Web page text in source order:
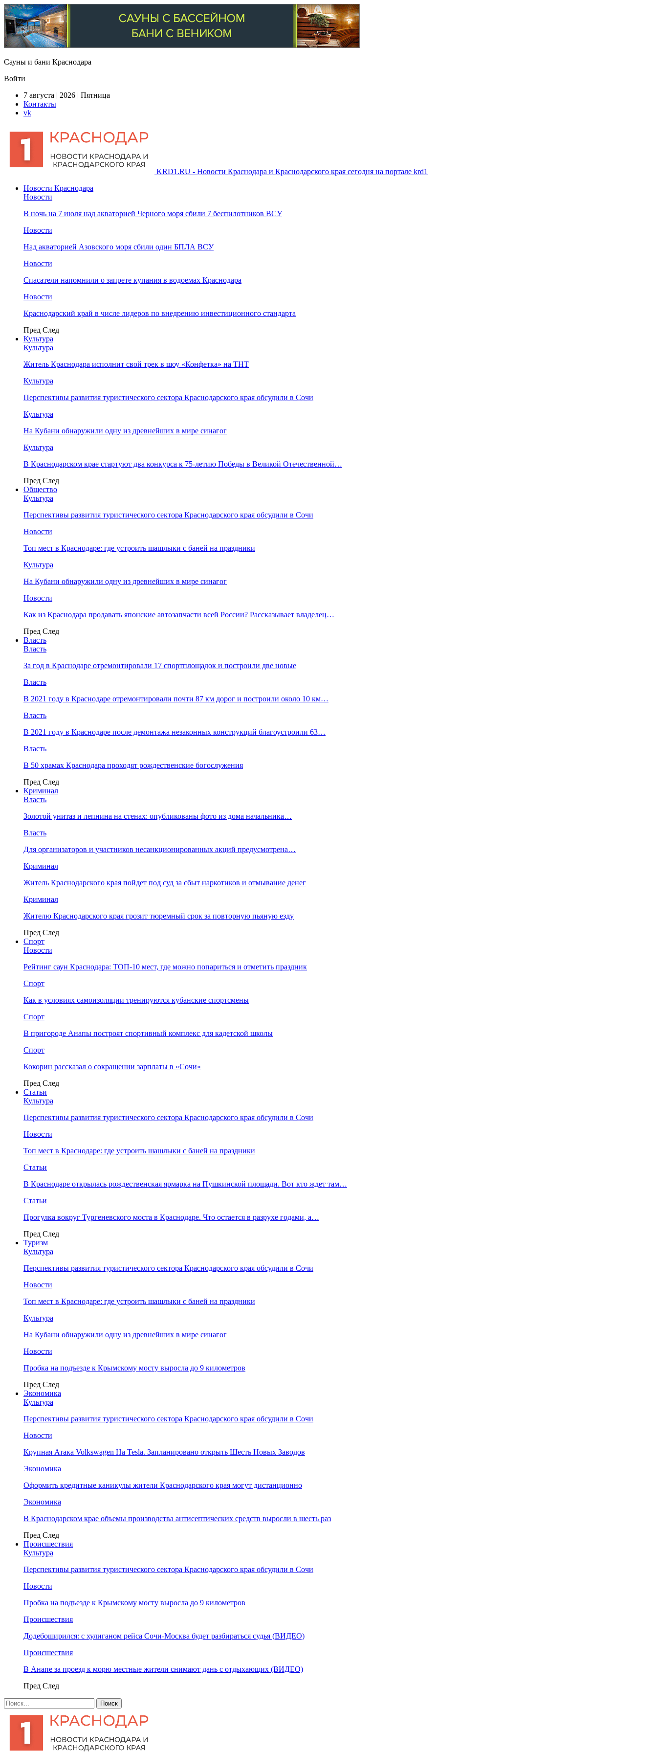
Сауны и бани Краснодара
Войти
7 августа | 2026 | Пятница
Контакты
vk
KRD1.RU - Новости Краснодара и Краснодарского края сегодня на портале krd1
Новости Краснодара
Новости
В ночь на 7 июля над акваторией Черного моря сбили 7 беспилотников ВСУ
Новости
Над акваторией Азовского моря сбили один БПЛА ВСУ
Новости
Спасатели напомнили о запрете купания в водоемах Краснодара
Новости
Краснодарский край в числе лидеров по внедрению инвестиционного стандарта
Пред След
Культура
Культура
Житель Краснодара исполнит свой трек в шоу «Конфетка» на ТНТ
Культура
Перспективы развития туристического сектора Краснодарского края обсудили в Сочи
Культура
На Кубани обнаружили одну из древнейших в мире синагог
Культура
В Краснодарском крае стартуют два конкурса к 75-летию Победы в Великой Отечественной…
Пред След
Общество
Культура
Перспективы развития туристического сектора Краснодарского края обсудили в Сочи
Новости
Топ мест в Краснодаре: где устроить шашлыки с баней на праздники
Культура
На Кубани обнаружили одну из древнейших в мире синагог
Новости
Как из Краснодара продавать японские автозапчасти всей России? Рассказывает владелец…
Пред След
Власть
Власть
За год в Краснодаре отремонтировали 17 спортплощадок и построили две новые
Власть
В 2021 году в Краснодаре отремонтировали почти 87 км дорог и построили около 10 км…
Власть
В 2021 году в Краснодаре после демонтажа незаконных конструкций благоустроили 63…
Власть
В 50 храмах Краснодара проходят рождественские богослужения
Пред След
Криминал
Власть
​Золотой унитаз и лепнина на стенах: опубликованы фото из дома начальника…
Власть
Для организаторов и участников несанкционированных акций предусмотрена…
Криминал
Житель Краснодарского края пойдет под суд за сбыт наркотиков и отмывание денег
Криминал
Жителю Краснодарского края грозит тюремный срок за повторную пьяную езду
Пред След
Спорт
Новости
Рейтинг саун Краснодара: ТОП-10 мест, где можно попариться и отметить праздник
Спорт
Как в условиях самоизоляции тренируются кубанские спортсмены
Спорт
В пригороде Анапы построят спортивный комплекс для кадетской школы
Спорт
Кокорин рассказал о сокращении зарплаты в «Сочи»
Пред След
Статьи
Культура
Перспективы развития туристического сектора Краснодарского края обсудили в Сочи
Новости
Топ мест в Краснодаре: где устроить шашлыки с баней на праздники
Статьи
В Краснодаре открылась рождественская ярмарка на Пушкинской площади. Вот кто ждет там…
Статьи
Прогулка вокруг Тургеневского моста в Краснодаре. Что остается в разрухе годами, а…
Пред След
Туризм
Культура
Перспективы развития туристического сектора Краснодарского края обсудили в Сочи
Новости
Топ мест в Краснодаре: где устроить шашлыки с баней на праздники
Культура
На Кубани обнаружили одну из древнейших в мире синагог
Новости
Пробка на подъезде к Крымскому мосту выросла до 9 километров
Пред След
Экономика
Культура
Перспективы развития туристического сектора Краснодарского края обсудили в Сочи
Новости
Крупная Атака Volkswagen На Tesla. Запланировано открыть Шесть Новых Заводов
Экономика
Оформить кредитные каникулы жители Краснодарского края могут дистанционно
Экономика
В Краснодарском крае объемы производства антисептических средств выросли в шесть раз
Пред След
Происшествия
Культура
Перспективы развития туристического сектора Краснодарского края обсудили в Сочи
Новости
Пробка на подъезде к Крымскому мосту выросла до 9 километров
Происшествия
Додебоширился: с хулиганом рейса Сочи-Москва будет разбираться судья (ВИДЕО)
Происшествия
В Анапе за проезд к морю местные жители снимают дань с отдыхающих (ВИДЕО)
Пред След